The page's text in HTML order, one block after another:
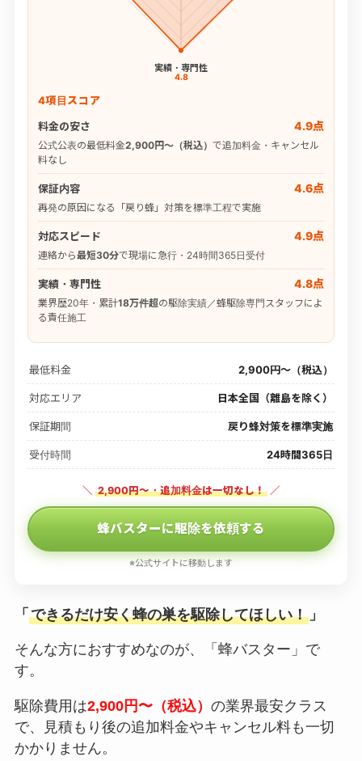
実績・専門性
4.8
4項目スコア
料金の安さ
4.9点
公式公表の最低料金2,900円〜（税込） で追加料金・キャンセル
料なし
保証内容 4.6点
再発の原因になる「戻り蜂」対策を標準工程で実施
対応スピード 4.9点
連絡から最短30分で現場に急行・24時間365日受付
実績・専門性 4.8点
業界歴20年・累計18万件超の駆除実績／蜂駆除専門スタッフによ
る責任施工
最低料金 2,900円〜（税込）
対応エリア 日本全国（離島を除く）
保証期間 戻り蜂対策を標準実施
受付時間 24時間365日
＼ 2,900円〜・追加料金は一切なし！ ／
蜂バスターに駆除を依頼する
※公式サイトに移動します
「 できるだけ安く蜂の巣を駆除してほしい！」
そんな方におすすめなのが、「蜂バスター」で
す。
駆除費用は2,900円〜（税込） の業界最安クラス
で、見積もり後の追加料金やキャンセル料も一切
かかりません。